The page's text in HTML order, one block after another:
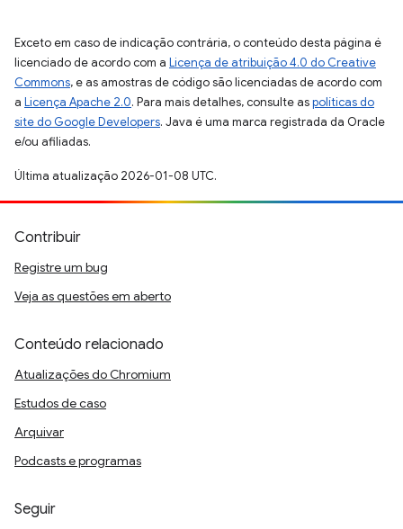
Exceto em caso de indicação contrária, o conteúdo desta página é
licenciado de acordo com a Licença de atribuição 4.0 do Creative
Commons, e as amostras de código são licenciadas de acordo com
a Licença Apache 2.0. Para mais detalhes, consulte aspolíticas do
site do Google Developers. Java é uma marca registrada da Oracle
e/ou afiliadas.
Última atualização 2026-01-08 UTC.
Contribuir
Registre um bug
Veja as questões em aberto
Conteúdo relacionado
Atualizações do Chromium
Estudos de caso
Arquivar
Podcasts e programas
Seguir